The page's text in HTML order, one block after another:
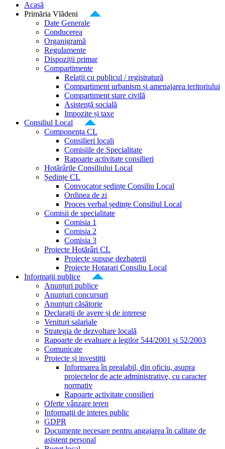
Acasă
Primăria Vlădeni
Date Generale
Conducerea
Organigramă
Regulamente
Dispoziții primar
Compartimente
Relații cu publicul / registratură
Compartiment urbanism și amenajarea teritoriului
Compartiment stare civilă
Asistență socială
Impozite și taxe
Consiliul Local
Componența CL
Consilieri locali
Comisiile de Specialitate
Rapoarte activitate consilieri
Hotărârile Consiliului Local
Ședințe CL
Convocator ședințe Consiliu Local
Ordinea de zi
Proces verbal ședințe Consiliul Local
Comisii de specialitate
Comisia 1
Comisia 2
Comisia 3
Proiecte Hotărâri CL
Proiecte supuse dezbaterii
Proiecte Hotarari Consiliu Local
Informații publice
Anunțuri publice
Anunțuri concursuri
Anunțuri căsătorie
Declarații de avere și de interese
Venituri salariale
Strategia de dezvoltare locală
Rapoarte de evaluare a legilor 544/2001 și 52/2003
Comunicate
Proiecte și investiții
Informarea în prealabil, din oficiu, asupra
proiectelor de acte administrative, cu caracter
normativ
Rapoarte activitate consilieri
Oferte vânzare teren
Informații de interes public
GDPR
Documente necesare pentru angajarea în calitate de
asistent personal